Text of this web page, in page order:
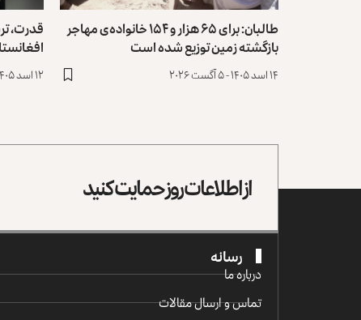
طالبان: برای ۶۵ هزار و ۱۵۴ خانواده‌ی مهاجر
بازگشته زمین توزیع ‏شده است
۱۴ اسد ۱۴۰۵ - ۵ آگست ۲۰۲۶
قدرت،
۱۲ اسد ۱۴۰۵ - ۳ آگست ۲۰۲۶
از اطلاعات روز حمایت کنید
رسانه
درباره ما
تماس و ارسال مقالات